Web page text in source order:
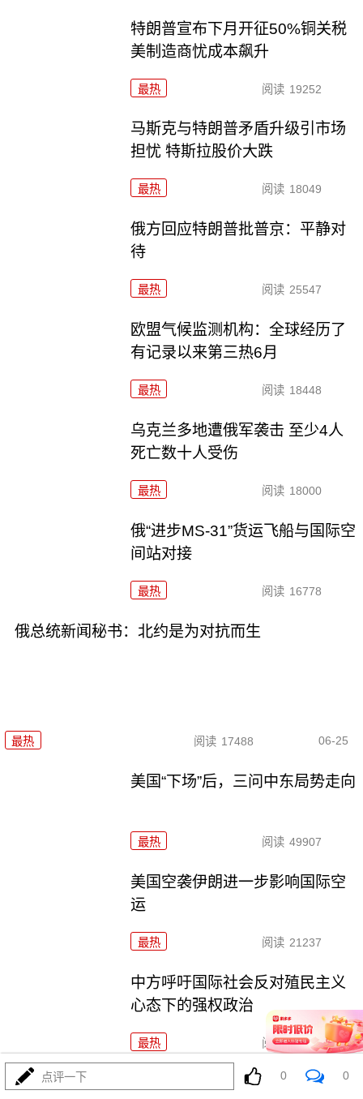
特朗普宣布下月开征50%铜关税
美制造商忧成本飙升
最热 阅读 19252
马斯克与特朗普矛盾升级引市场
担忧 特斯拉股价大跌
最热 阅读 18049
俄方回应特朗普批普京：平静对
待
最热 阅读 25547
欧盟气候监测机构：全球经历了
有记录以来第三热6月
最热 阅读 18448
乌克兰多地遭俄军袭击 至少4人
死亡数十人受伤
最热 阅读 18000
俄“进步MS-31”货运飞船与国际空
间站对接
最热 阅读 16778
俄总统新闻秘书：北约是为对抗而生
最热 阅读 17488 06-25
美国“下场”后，三问中东局势走向
最热 阅读 49907
美国空袭伊朗进一步影响国际空
运
最热 阅读 21237
中方呼吁国际社会反对殖民主义
心态下的强权政治
最热 阅读 18758
乌首都基辅遭空袭 死亡人数升至
点评一下 0 0